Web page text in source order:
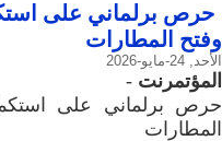
حرص برلماني على
وفتح المطارات
الأحد, 24-مايو-2026
المؤتمرنت -
حرص برلماني على
المطارات